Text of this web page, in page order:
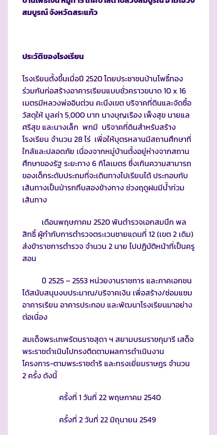
สมบูรณ์ จังหวัดสระแก้ว
ประวัติของโรงเรียน
โรงเรียนตั้งขึ้นเมื่อปี 2520 โดยประชาชนบ้านโพธิ์ทอง
ร่วมกันก่อสร้างอาคารเรียนแบบชั่วคราวขนาด 10 x 16
เมตรมีหลวงพ่ออินต่วน คะนึงเขต บริจาคที่ดินและจัดซื้อ
วัสดุให้ มูลค่า 5,000 บาท นางบุญเรือง เพ็งสุข นายแล
ศรีสุข และนางเล็ก พกมี บริจาคที่ดินสำหรับสร้าง
โรงเรียน จำนวน 28 ไร่ เพื่อให้บุตรหลานมีสถานศึกษาที่
ใกล้และปลอดภัย เนื่องจากหมู่บ้านตั้งอยู่ห่างจากสถาน
ศึกษาของรัฐ ระยะทาง 6 กิโลเมตร ซึ่งเกินความสามารถ
ของเด็กระดับประถมที่จะเดินทางไปเรียนได้ ประกอบกับ
เส้นทางเป็นป่ารกทึบสองข้างทาง ช่วงฤดูฝนมีน้ำท่วม
เส้นทาง
เดือนพฤษภาคม 2520 พันตำรวจเอกสมนึก พล
สิทธิ์ ผู้กำกับการตำรวจตระเวนชายแดนที่ 12 (เขต 2 เดิม)
ส่งข้าราชการตำรวจ จำนวน 2 นาย ไปปฏิบัติหน้าที่เป็นครู
สอน
ปี 2525 – 2553 หน่วยงานราชการ และภาคเอกชน
ได้สนับสนุนงบประมาณ/บริจาคเงิน เพื่อสร้าง/ซ่อมแซม
อาคารเรียน อาคารประกอบ และพัฒนาโรงเรียนมาอย่าง
ต่อเนื่อง
สมเด็จพระเทพรัตนราชสุดา ฯ สยามบรมราชกุมารี เสด็จ
พระราชดำเนินไปทรงติดตามผลการดำเนินงาน
โครงการ-ตามพระราชดำริ และทรงเยี่ยมราษฎร จำนวน
2 ครั้ง ดังนี้
ครั้งที่ 1 วันที่ 22 พฤษภาคม 2540
ครั้งที่ 2 วันที่ 22 มิถุนายน 2549